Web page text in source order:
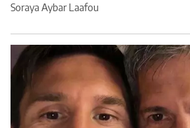
Soraya Aybar Laafou